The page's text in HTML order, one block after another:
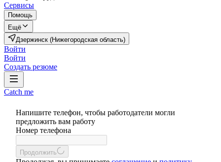
Сервисы
Помощь
Ещё
Дзержинск (Нижегородская область)
Войти
Войти
Создать резюме
Catch me
Напишите телефон, чтобы работодатели могли
предложить вам работу
Номер телефона
Продолжить